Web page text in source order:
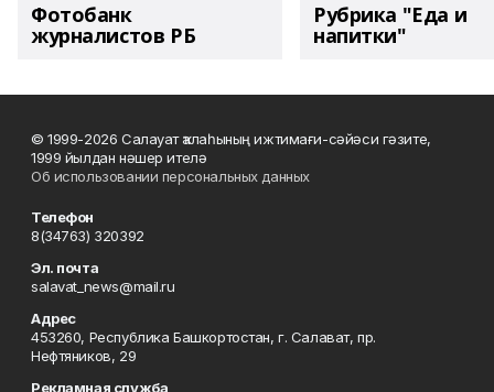
Фотобанк
журналистов РБ
Рубрика "Еда и
напитки"
© 1999-2026 Салауат ҡалаһының ижтимағи-сәйәси гәзите,
1999 йылдан нәшер ителә
Об использовании персональных данных
Телефон
8(34763) 320392
Эл. почта
salavat_news@mail.ru
Адрес
453260, Республика Башкортостан, г. Салават, пр.
Нефтяников, 29
Рекламная служба